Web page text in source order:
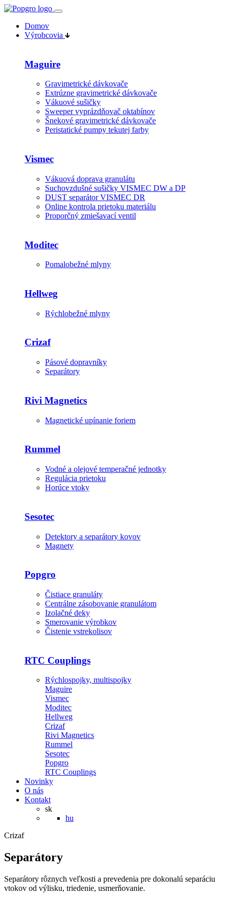
Domov
Výrobcovia
Maguire
Gravimetrické dávkovače
Extrúzne gravimetrické dávkovače
Vákuové sušičky
Sweeper vyprázdňovač oktabínov
Šnekové gravimetrické dávkovače
Peristatické pumpy tekutej farby
Vismec
Vákuová doprava granulátu
Suchovzdušné sušičky VISMEC DW a DP
DUST separátor VISMEC DR
Online kontrola prietoku materiálu
Proporčný zmiešavací ventil
Moditec
Pomalobežné mlyny
Hellweg
Rýchlobežné mlyny
Crizaf
Pásové dopravníky
Separátory
Rivi Magnetics
Magnetické upínanie foriem
Rummel
Vodné a olejové temperačné jednotky
Regulácia prietoku
Horúce vtoky
Sesotec
Detektory a separátory kovov
Magnety
Popgro
Čistiace granuláty
Centrálne zásobovanie granulátom
Izolačné deky
Smerovanie výrobkov
Čistenie vstrekolisov
RTC Couplings
Rýchlospojky, multispojky
Maguire
Vismec
Moditec
Hellweg
Crizaf
Rivi Magnetics
Rummel
Sesotec
Popgro
RTC Couplings
Novinky
O nás
Kontakt
sk
hu
Crizaf
Separátory
Separátory rôznych veľkosti a prevedenia pre dokonalú separáciu
vtokov od výlisku, triedenie, usmerňovanie.